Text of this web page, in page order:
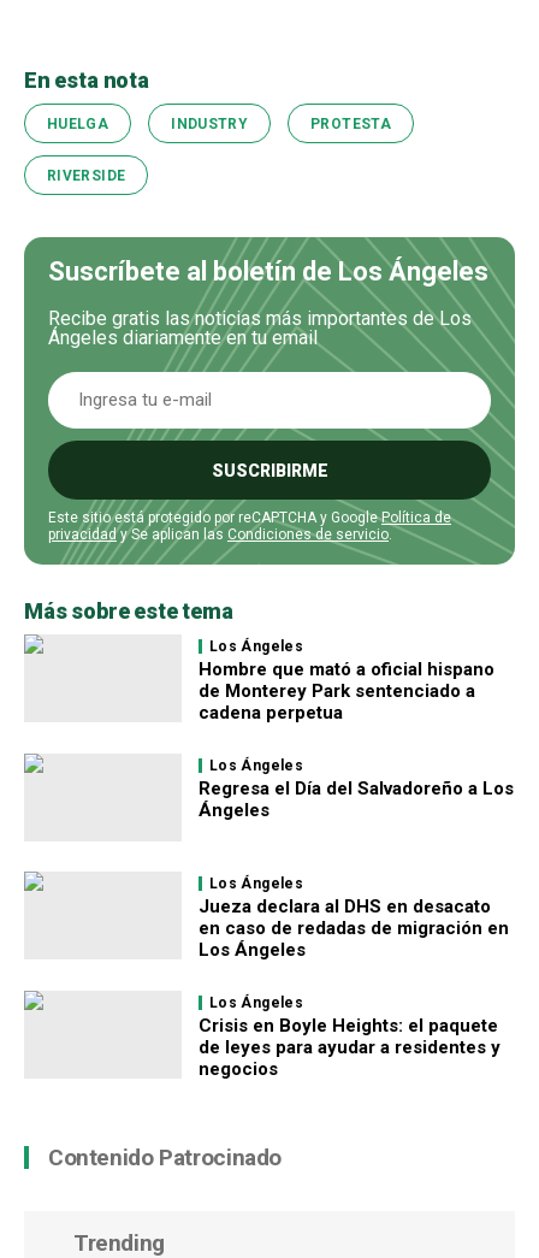
En esta nota
HUELGA INDUSTRY PROTESTA
RIVERSIDE
Suscríbete al boletín de Los Ángeles
Recibe gratis las noticias más importantes de Los
Ángeles diariamente en tu email
SUSCRIBIRME
Este sitio está protegido por reCAPTCHA y GooglePolítica de
privacidady Se aplican las Condiciones de servicio.
Más sobre este tema
Los Ángeles
Hombre que mató a oficial hispano
de Monterey Park sentenciado a
cadena perpetua
Los Ángeles
Regresa el Día del Salvadoreño a Los
Ángeles
Los Ángeles
Jueza declara al DHS en desacato
en caso de redadas de migración en
Los Ángeles
Los Ángeles
Crisis en Boyle Heights: el paquete
de leyes para ayudar a residentes y
negocios
Contenido Patrocinado
Trending